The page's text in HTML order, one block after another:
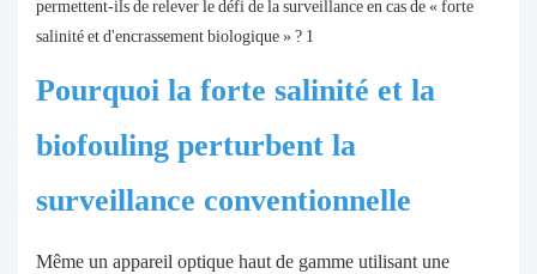
Pourquoi la forte salinité et la
biofouling perturbent la
surveillance conventionnelle
Même un appareil optique haut de gamme utilisant une